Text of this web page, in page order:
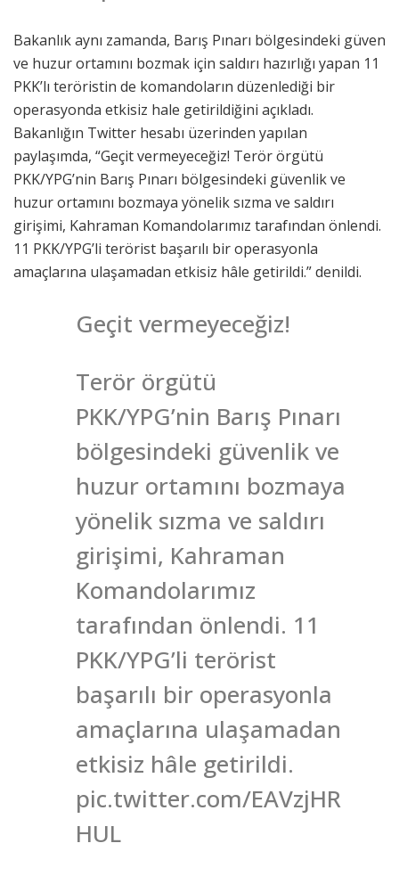
Bakanlık aynı zamanda, Barış Pınarı bölgesindeki güven
ve huzur ortamını bozmak için saldırı hazırlığı yapan 11
PKK’lı teröristin de komandoların düzenlediği bir
operasyonda etkisiz hale getirildiğini açıkladı.
Bakanlığın Twitter hesabı üzerinden yapılan
paylaşımda, “Geçit vermeyeceğiz! Terör örgütü
PKK/YPG’nin Barış Pınarı bölgesindeki güvenlik ve
huzur ortamını bozmaya yönelik sızma ve saldırı
girişimi, Kahraman Komandolarımız tarafından önlendi.
11 PKK/YPG’li terörist başarılı bir operasyonla
amaçlarına ulaşamadan etkisiz hâle getirildi.” denildi.
Geçit vermeyeceğiz!
Terör örgütü
PKK/YPG’nin Barış Pınarı
bölgesindeki güvenlik ve
huzur ortamını bozmaya
yönelik sızma ve saldırı
girişimi, Kahraman
Komandolarımız
tarafından önlendi. 11
PKK/YPG’li terörist
başarılı bir operasyonla
amaçlarına ulaşamadan
etkisiz hâle getirildi.
pic.twitter.com/EAVzjHR
HUL